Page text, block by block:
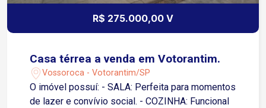
R$ 275.000,00 V
Casa térrea a venda em Votorantim.
Vossoroca - Votorantim/SP
O imóvel possuí: - SALA: Perfeita para momentos
de lazer e convívio social. - COZINHA: Funcional